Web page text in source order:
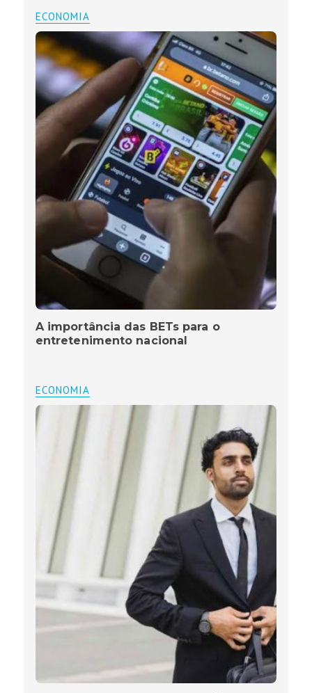
ECONOMIA
A importância das BETs para o
entretenimento nacional
ECONOMIA